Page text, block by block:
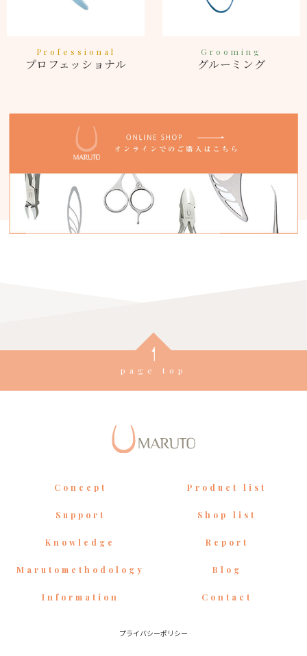
Professional
プロフェッショナル
Grooming
グルーミング
page top
Concept Product list
Support Shop list
Knowledge Report
Marutomethodology Blog
Information Contact
プライバシーポリシー